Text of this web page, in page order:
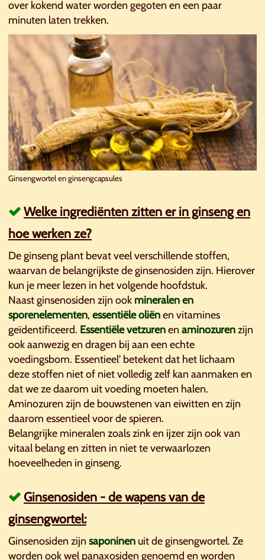
over kokend water worden gegoten en een paar
minuten laten trekken.
Ginsengwortel en ginsengcapsules
Welke ingrediënten zitten er in ginseng en
hoe werken ze?
De ginseng plant bevat veel verschillende stoffen,
waarvan de belangrijkste de ginsenosiden zijn. Hierover
kun je meer lezen in het volgende hoofdstuk.
Naast ginsenosiden zijn ook mineralen en
sporenelementen, essentiële oliënen vitamines
geïdentificeerd. Essentiëlevetzurenen aminozurenzijn
ook aanwezig en dragen bij aan een echte
voedingsbom. Essentieel' betekent dat het lichaam
deze stoffen niet of niet volledig zelf kan aanmaken en
dat we ze daarom uit voeding moeten halen.
Aminozuren zijn de bouwstenen van eiwitten en zijn
daarom essentieel voor de spieren.
Belangrijke mineralen zoals zink en ijzer zijn ook van
vitaal belang en zitten in niet te verwaarlozen
hoeveelheden in ginseng.
Ginsenosiden - de wapens van de
ginsengwortel:
Ginsenosiden zijn saponinen uit de ginsengwortel. Ze
worden ook wel panaxosiden genoemd en worden